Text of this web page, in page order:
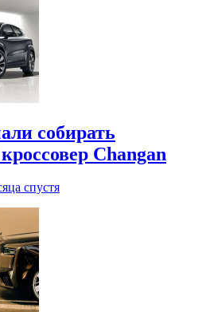
собирать
Changan
спустя